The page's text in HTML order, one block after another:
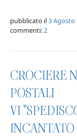
pubblicato il3 Agosto
commenti:2
CROCIERE
POSTALI
VI
INCANTATO